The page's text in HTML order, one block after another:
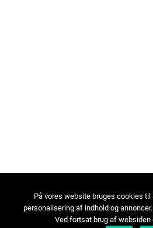
På vores website bruges cookies
personalisering af indhold og
Ved fortsat brug af